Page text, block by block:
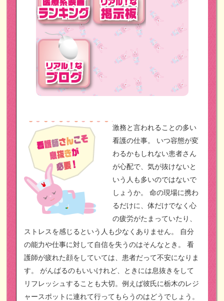
激務と言われることの多い
看護の仕事。
いつ容態が変
わるかもしれない患者さん
が心配で、気が抜けないと
いう人も多いのではないで
しょうか。
命の現場に携わ
るだけに、体だけでなく心
の疲労がたまっていたり、
ストレスを感じるという人も少なくありません。
自分
の能力や仕事に対して自信を失うのはそんなとき。
看
護師が疲れた顔をしていては、患者だって不安になりま
す。
がんばるのもいいけれど、ときには息抜きをして
リフレッシュすることも大切。例えば彼氏に栃木のレジ
ャースポットに連れて行ってもらうのはどうでしょう。